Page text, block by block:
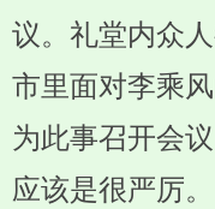
议。礼堂内众
市里面对李乘
为此事召开会
应该是很严厉。